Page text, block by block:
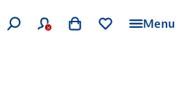
Menu